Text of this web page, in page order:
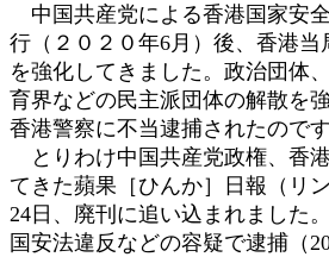
中国共産党による香港国家安
行（２０２０年6月）後、香港
を強化してきました。政治団体
育界などの民主派団体の解散を
香港警察に不当逮捕されたのです
とりわけ中国共産党政権、香
てきた蘋果［ひんか］日報（リ
24日、廃刊に追い込まれました
国安法違反などの容疑で逮捕（